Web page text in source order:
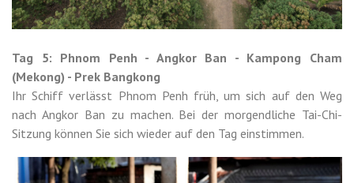
Tag 5: Phnom Penh - Angkor Ban - Kampong Cham
(Mekong) - Prek Bangkong
Ihr Schiff verlässt Phnom Penh früh, um sich auf den Weg
nach Angkor Ban zu machen. Bei der morgendliche Tai-Chi-
Sitzung können Sie sich wieder auf den Tag einstimmen.